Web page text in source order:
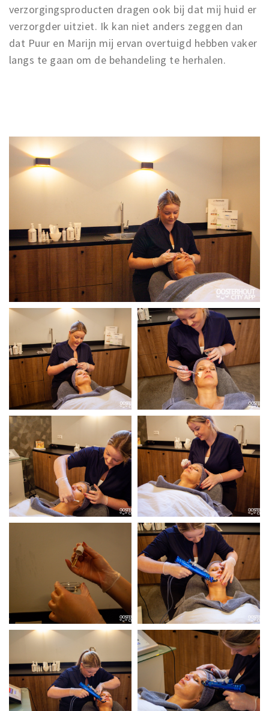
verzorgingsproducten dragen ook bij dat mij huid er
verzorgder uitziet. Ik kan niet anders zeggen dan
dat Puur en Marijn mij ervan overtuigd hebben vaker
langs te gaan om de behandeling te herhalen.